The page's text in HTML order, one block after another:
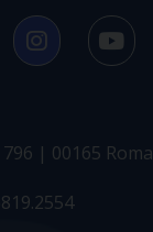
| 00165 Roma